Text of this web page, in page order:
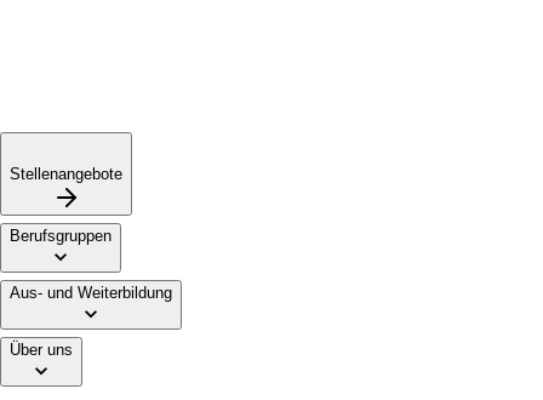
Stellenangebote
Berufsgruppen
Aus- und Weiterbildung
Über uns